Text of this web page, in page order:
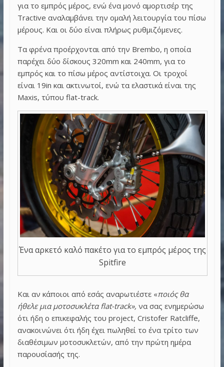
για το εμπρός μέρος, ενώ ένα μονό αμορτισέρ της
Tractive αναλαμβάνει την ομαλή λειτουργία του πίσω
μέρους. Και οι δύο είναι πλήρως ρυθμιζόμενες.
Τα φρένα προέρχονται από την Brembo, η οποία
παρέχει δύο δίσκους 320mm και 240mm, για το
εμπρός και το πίσω μέρος αντίστοιχα. Οι τροχοί
είναι 19in και ακτινωτοί, ενώ τα ελαστικά είναι της
Maxis, τύπου flat-track.
Ένα αρκετό καλό πακέτο για το εμπρός μέρος της
Spitfire
Και αν κάποιοι από εσάς αναρωτιέστε «ποιός θα
ήθελε μια μοτοσυκλέτα flat-track», να σας ενημερώσω
ότι ήδη ο επικεφαλής του project, Cristofer Ratcliffe,
ανακοινώνει ότι ήδη έχει πωληθεί το ένα τρίτο των
διαθέσιμων μοτοσυκλετών, από την πρώτη ημέρα
παρουσίασής της.